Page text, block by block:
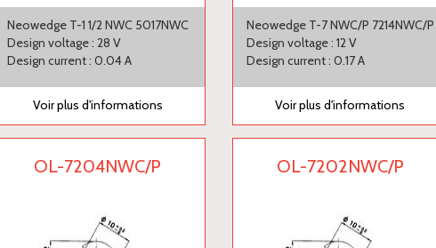
Neowedge T-1 1/2 NWC 5017NWC
Design voltage : 28 V
Design current : 0.04 A
Voir plus d'informations
Neowedge T-7 NWC/P 7214NWC/P
Design voltage : 12 V
Design current : 0.17 A
Voir plus d'informations
OL-7204NWC/P OL-7202NWC/P